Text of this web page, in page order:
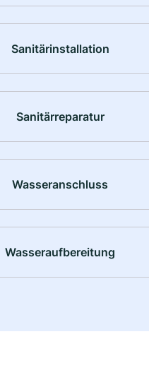
Sanitärinstallation
Sanitärreparatur
Wasseranschluss
Wasseraufbereitung